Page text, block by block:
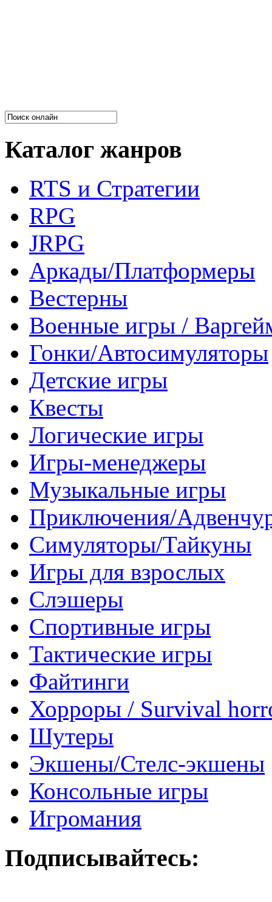
Каталог жанров
RTS и Стратегии
RPG
JRPG
Аркады/Платформеры
Вестерны
Военные игры /
Гонки/Автосимуляторы
Детские игры
Квесты
Логические игры
Игры-менеджеры
Музыкальные игры
Приключения/
Симуляторы/Тайкуны
Игры для взрослых
Слэшеры
Спортивные игры
Тактические игры
Файтинги
Хорроры / Survival
Шутеры
Экшены/Стелс-экшены
Консольные игры
Игромания
Подписывайтесь: